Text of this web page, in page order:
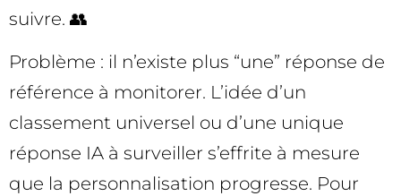
suivre. 👥
Problème : il n’existe plus “une” réponse de
référence à monitorer. L’idée d’un
classement universel ou d’une unique
réponse IA à surveiller s’effrite à mesure
que la personnalisation progresse. Pour